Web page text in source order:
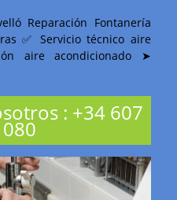
Reparación Fontanería
✅ Servicio técnico aire
aire acondicionado ➤
: +34 607